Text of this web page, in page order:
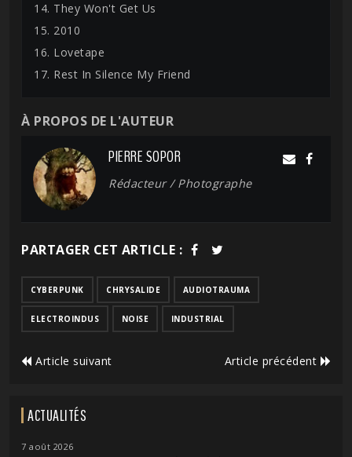
14. They Won't Get Us
15. 2010
16. Lovetape
17. Rest In Silence My Friend
À PROPOS DE L'AUTEUR
PIERRE SOPOR
Rédacteur / Photographe
PARTAGER CET ARTICLE :
CYBERPUNK CHRYSALIDE AUDIOTRAUMA
ELECTROINDUS NOISE INDUSTRIAL
Article suivant Article précédent
ACTUALITÉS
7 août 2026